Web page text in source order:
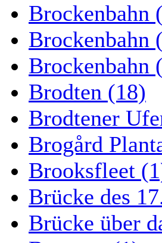
Brockenbahn
Brockenbahn
Brockenbahn
Brodten (18)
Brodtener
Brogård
Brooksfleet
Brücke des
Brücke über